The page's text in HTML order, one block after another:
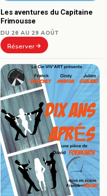
Les aventures du Capitaine
Frimousse
DU 26 AU 29 AOÛT
Réserver